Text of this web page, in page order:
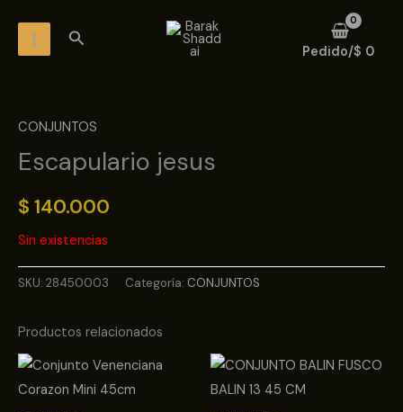
contenidoMENU
Buscar
Pedido/$ 0
CONJUNTOS
Escapulario jesus
$ 140.000
Sin existencias
SKU: 28450003 Categoría: CONJUNTOS
Productos relacionados